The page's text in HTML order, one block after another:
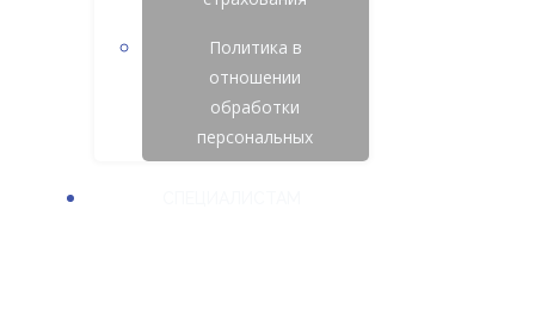
Политика в
отношении
обработки
персональных